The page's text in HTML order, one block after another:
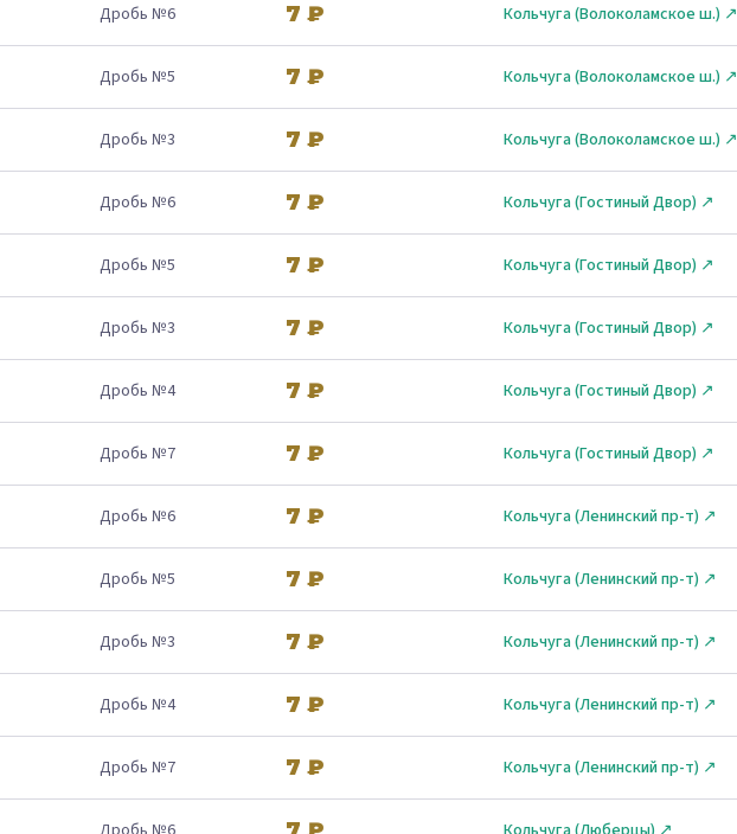
Дробь №6 7 ₽ Кольчуга (Волоколамское ш.) ↗
Дробь №5 7 ₽ Кольчуга (Волоколамское ш.) ↗
Дробь №3 7 ₽ Кольчуга (Волоколамское ш.) ↗
Дробь №6 7 ₽ Кольчуга (Гостиный Двор) ↗
Дробь №5 7 ₽ Кольчуга (Гостиный Двор) ↗
Дробь №3 7 ₽ Кольчуга (Гостиный Двор) ↗
Дробь №4 7 ₽ Кольчуга (Гостиный Двор) ↗
Дробь №7 7 ₽ Кольчуга (Гостиный Двор) ↗
Дробь №6 7 ₽ Кольчуга (Ленинский пр-т) ↗
Дробь №5 7 ₽ Кольчуга (Ленинский пр-т) ↗
Дробь №3 7 ₽ Кольчуга (Ленинский пр-т) ↗
Дробь №4 7 ₽ Кольчуга (Ленинский пр-т) ↗
Дробь №7 7 ₽ Кольчуга (Ленинский пр-т) ↗